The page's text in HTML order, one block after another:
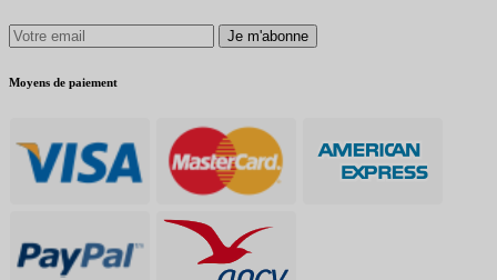
Je m'abonne
Moyens de paiement